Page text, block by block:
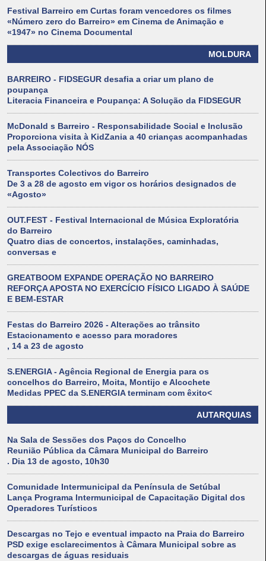
Festival Barreiro em Curtas foram vencedores os filmes
«Número zero do Barreiro» em Cinema de Animação e
«1947» no Cinema Documental
MOLDURA
BARREIRO - FIDSEGUR desafia a criar um plano de
poupança
Literacia Financeira e Poupança: A Solução da FIDSEGUR
McDonald s Barreiro - Responsabilidade Social e Inclusão
Proporciona visita à KidZania a 40 crianças acompanhadas
pela Associação NÓS
Transportes Colectivos do Barreiro
De 3 a 28 de agosto em vigor os horários designados de
«Agosto»
OUT.FEST - Festival Internacional de Música Exploratória
do Barreiro
Quatro dias de concertos, instalações, caminhadas,
conversas e
GREATBOOM EXPANDE OPERAÇÃO NO BARREIRO
REFORÇA APOSTA NO EXERCÍCIO FÍSICO LIGADO À SAÚDE
E BEM-ESTAR
Festas do Barreiro 2026 - Alterações ao trânsito
Estacionamento e acesso para moradores
, 14 a 23 de agosto
S.ENERGIA - Agência Regional de Energia para os
concelhos do Barreiro, Moita, Montijo e Alcochete
Medidas PPEC da S.ENERGIA terminam com êxito<
AUTARQUIAS
Na Sala de Sessões dos Paços do Concelho
Reunião Pública da Câmara Municipal do Barreiro
. Dia 13 de agosto, 10h30
Comunidade Intermunicipal da Península de Setúbal
Lança Programa Intermunicipal de Capacitação Digital dos
Operadores Turísticos
Descargas no Tejo e eventual impacto na Praia do Barreiro
PSD exige esclarecimentos à Câmara Municipal sobre as
descargas de águas residuais